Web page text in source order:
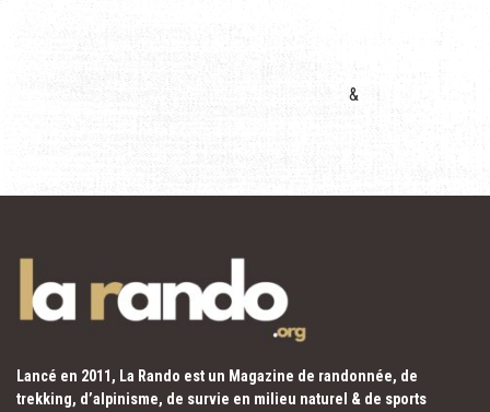
&
Lancé en 2011, La Rando est un Magazine de randonnée, de
trekking, d’alpinisme, de survie en milieu naturel & de sports